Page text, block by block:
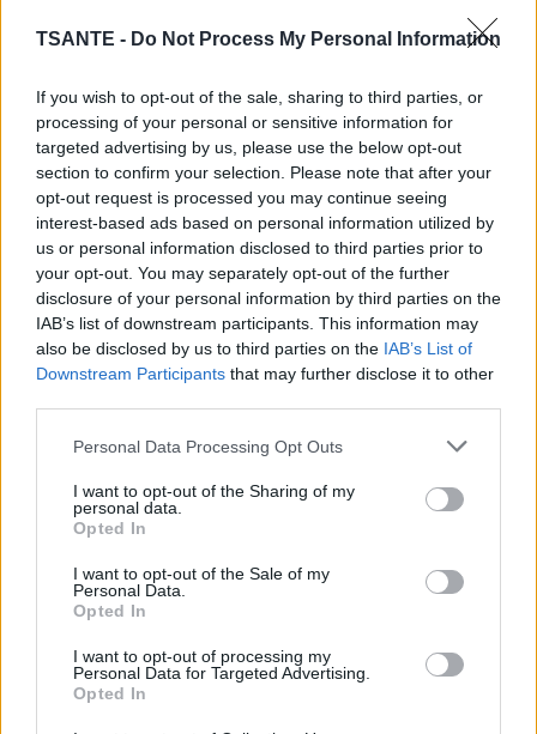
TSANTE - Do Not Process My Personal Information
If you wish to opt-out of the sale, sharing to third parties, or
processing of your personal or sensitive information for
targeted advertising by us, please use the below opt-out
section to confirm your selection. Please note that after your
opt-out request is processed you may continue seeing
interest-based ads based on personal information utilized by
us or personal information disclosed to third parties prior to
your opt-out. You may separately opt-out of the further
disclosure of your personal information by third parties on the
IAB’s list of downstream participants. This information may
also be disclosed by us to third parties on the IAB’s List of
Downstream Participants that may further disclose it to other
Personal Data Processing Opt Outs
I want to opt-out of the Sharing of my
personal data.
Opted In
I want to opt-out of the Sale of my
Personal Data.
Opted In
I want to opt-out of processing my
Personal Data for Targeted Advertising.
Opted In
récemment, attirant aussi bien des enfants que des
Wajdan Hajji, 28 ans, illustre cette évolution. Après